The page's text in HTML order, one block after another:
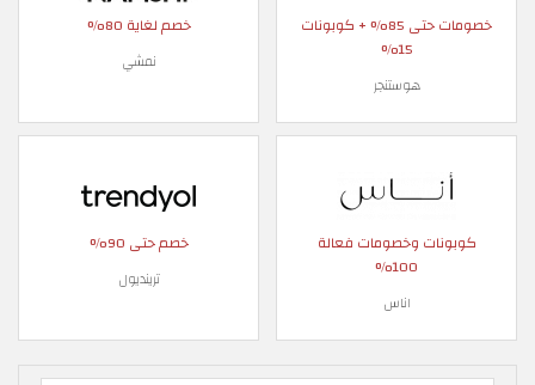
خصومات حتى 85% + كوبونات
15%
هوستنجر
خصم لغاية 80%
نمشي
كوبونات وخصومات فعالة
100%
اناس
خصم حتى 90%
ترينديول